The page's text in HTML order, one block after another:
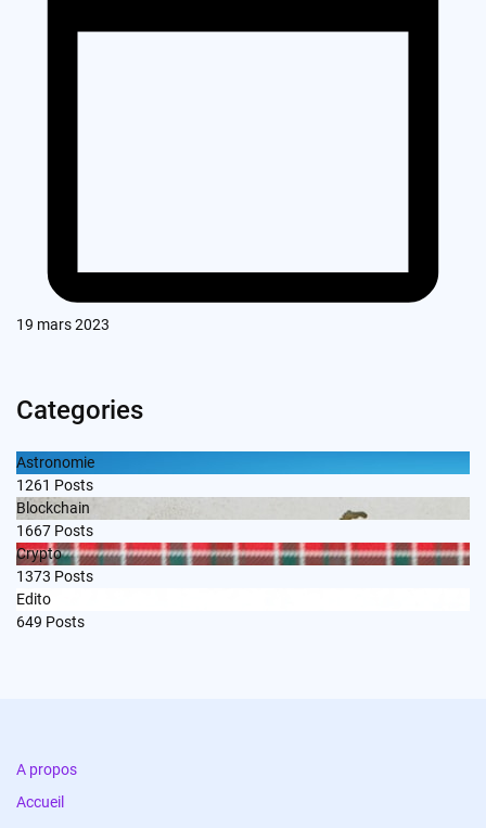
19 mars 2023
Categories
Astronomie
1261 Posts
Blockchain
1667 Posts
Crypto
1373 Posts
Edito
649 Posts
A propos
Accueil